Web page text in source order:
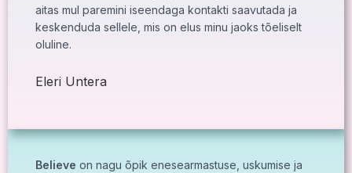
aitas mul paremini iseendaga kontakti saavutada ja
keskenduda sellele, mis on elus minu jaoks tõeliselt
oluline.
Eleri Untera
Believe on nagu õpik enesearmastuse, uskumise ja